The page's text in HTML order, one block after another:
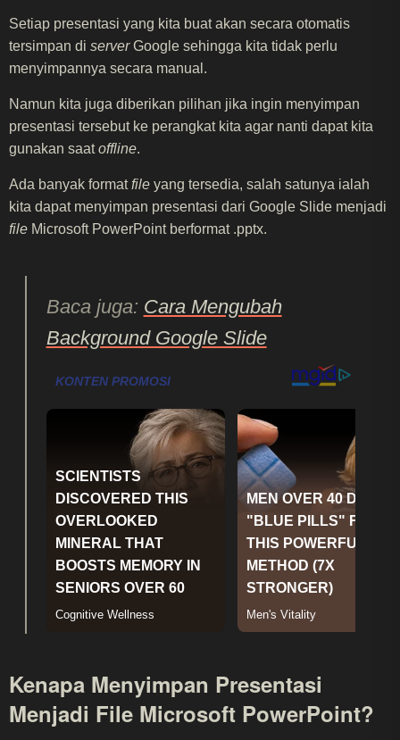
Setiap presentasi yang kita buat akan secara otomatis
tersimpan di serverGoogle sehingga kita tidak perlu
menyimpannya secara manual.
Namun kita juga diberikan pilihan jika ingin menyimpan
presentasi tersebut ke perangkat kita agar nanti dapat kita
gunakan saatoffline.
Ada banyak formatfile yang tersedia, salah satunya ialah
kita dapat menyimpan presentasi dari Google Slide menjadi
file Microsoft PowerPoint berformat .pptx.
Baca juga: Cara Mengubah
Background Google Slide
Kenapa Menyimpan Presentasi
Menjadi File Microsoft PowerPoint?